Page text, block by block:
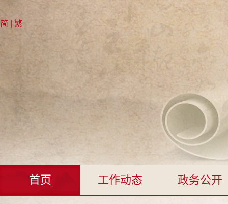
简 |繁
首页 工作动态 政务公开